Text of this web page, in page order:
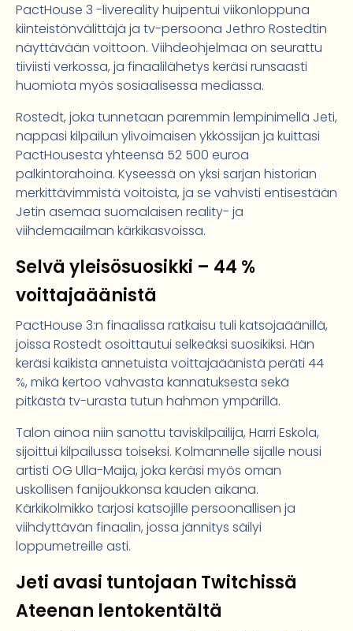
PactHouse 3 -livereality huipentui viikonloppuna
kiinteistönvälittäjä ja tv-persoona Jethro Rostedtin
näyttävään voittoon. Viihdeohjelmaa on seurattu
tiiviisti verkossa, ja finaalilähetys keräsi runsaasti
huomiota myös sosiaalisessa mediassa.
Rostedt, joka tunnetaan paremmin lempinimellä Jeti,
nappasi kilpailun ylivoimaisen ykkössijan ja kuittasi
PactHousesta yhteensä 52 500 euroa
palkintorahoina. Kyseessä on yksi sarjan historian
merkittävimmistä voitoista, ja se vahvisti entisestään
Jetin asemaa suomalaisen reality- ja
viihdemaailman kärkikasvoissa.
Selvä yleisösuosikki – 44 %
voittajaäänistä
PactHouse 3:n finaalissa ratkaisu tuli katsojaäänillä,
joissa Rostedt osoittautui selkeäksi suosikiksi. Hän
keräsi kaikista annetuista voittajaäänistä peräti 44
%, mikä kertoo vahvasta kannatuksesta sekä
pitkästä tv-urasta tutun hahmon ympärillä.
Talon ainoa niin sanottu taviskilpailija, Harri Eskola,
sijoittui kilpailussa toiseksi. Kolmannelle sijalle nousi
artisti OG Ulla-Maija, joka keräsi myös oman
uskollisen fanijoukkonsa kauden aikana.
Kärkikolmikko tarjosi katsojille persoonallisen ja
viihdyttävän finaalin, jossa jännitys säilyi
loppumetreille asti.
Jeti avasi tuntojaan Twitchissä
Ateenan lentokentältä